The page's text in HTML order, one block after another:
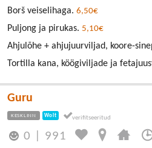
Borš veiselihaga. 6,50€
Puljong ja pirukas. 5,10€
Ahjulõhe + ahjujuurviljad, koore-
Tortilla kana, köögiviljade ja
Guru
KESKLINN Wolt
0 991